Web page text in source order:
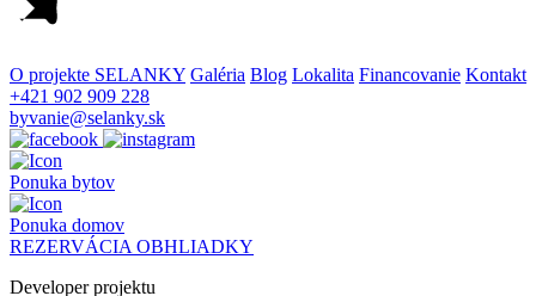
O projekte SELANKY Galéria Blog Lokalita Financovanie Kontakt
+421 902 909 228
byvanie@selanky.sk
Ponuka bytov
Ponuka domov
REZERVÁCIA OBHLIADKY
Developer projektu